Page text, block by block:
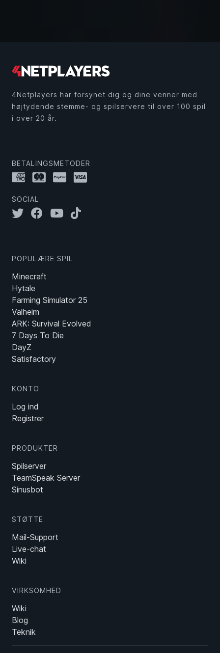
4Netplayers har forsynet dig og dine venner med
højtydende stemme- og spilservere til over 100 spil
i over 20 år.
BETALINGSMETODER
SOCIAL
POPULÆRE SPIL
Minecraft
Hytale
Farming Simulator 25
Valheim
ARK: Survival Evolved
7 Days To Die
DayZ
Satisfactory
KONTO
Log ind
Registrer
PRODUKTER
Spilserver
TeamSpeak Server
Sinusbot
STØTTE
Mail-Support
Live-chat
Wiki
VIRKSOMHED
Wiki
Blog
Teknik